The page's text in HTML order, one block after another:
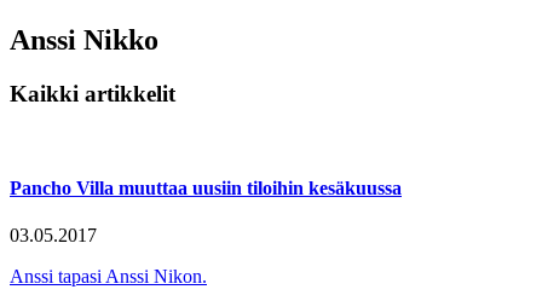
Anssi Nikko
Kaikki artikkelit
Pancho Villa muuttaa uusiin tiloihin kesäkuussa
03.05.2017
Anssi tapasi Anssi Nikon.